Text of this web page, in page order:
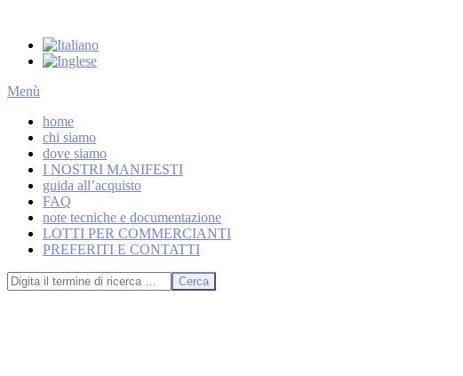
contenuto
Menu
navigzione
Menù
home
chi siamo
dove siamo
I NOSTRI MANIFESTI
guida all’acquisto
FAQ
note tecniche e documentazione
LOTTI PER COMMERCIANTI
PREFERITI E CONTATTI
Cerca